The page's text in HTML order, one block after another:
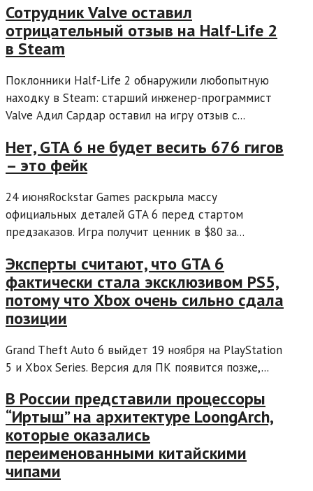
Сотрудник Valve оставил
отрицательный отзыв на Half-Life 2
в Steam
Поклонники Half-Life 2 обнаружили любопытную
находку в Steam: старший инженер-программист
Valve Адил Сардар оставил на игру отзыв с...
Нет, GTA 6 не будет весить 676 гигов
– это фейк
24 июняRockstar Games раскрыла массу
официальных деталей GTA 6 перед стартом
предзаказов. Игра получит ценник в $80 за...
Эксперты считают, что GTA 6
фактически стала эксклюзивом PS5,
потому что Xbox очень сильно сдала
позиции
Grand Theft Auto 6 выйдет 19 ноября на PlayStation
5 и Xbox Series. Версия для ПК появится позже,...
В России представили процессоры
“Иртыш” на архитектуре LoongArch,
которые оказались
переименованными китайскими
чипами